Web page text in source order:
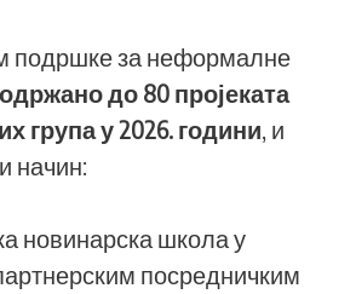
подршке за неформалне
до 80 пројеката
група у 2026. години, и
начин:
новинарска школа у
посредничким